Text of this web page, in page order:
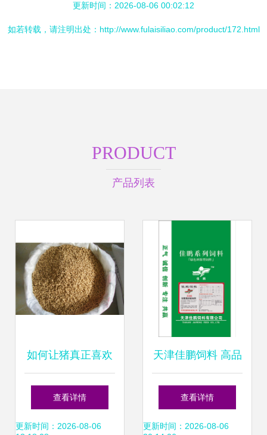
更新时间：2026-08-06 00:02:12
如若转载，请注明出处：http://www.fulaisiliao.com/product/172.html
PRODUCT
产品列表
如何让猪真正喜欢
你的饲料
查看详情
更新时间：2026-08-06
天津佳鹏饲料 高品
质猪饲料的专业生
产厂家
查看详情
更新时间：2026-08-06